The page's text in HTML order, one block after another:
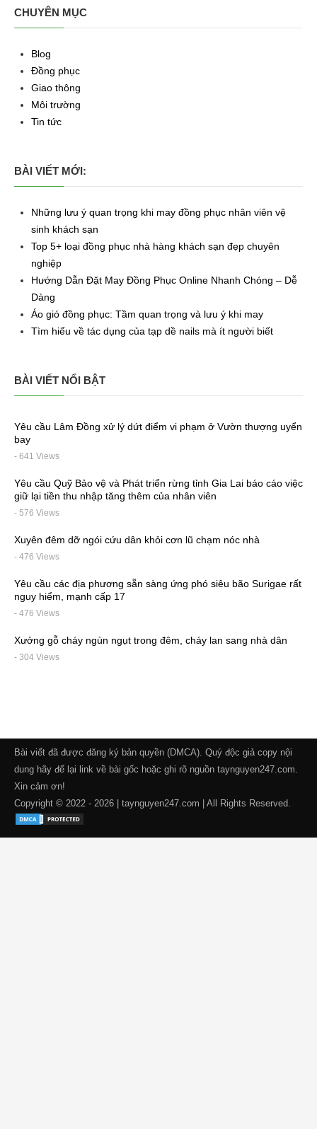
CHUYÊN MỤC
Blog
Đồng phục
Giao thông
Môi trường
Tin tức
BÀI VIẾT MỚI:
Những lưu ý quan trọng khi may đồng phục nhân viên vệ
sinh khách sạn
Top 5+ loại đồng phục nhà hàng khách sạn đẹp chuyên
nghiệp
Hướng Dẫn Đặt May Đồng Phục Online Nhanh Chóng – Dễ
Dàng
Áo gió đồng phục: Tầm quan trọng và lưu ý khi may
Tìm hiểu về tác dụng của tạp dề nails mà ít người biết
BÀI VIẾT NỔI BẬT
Yêu cầu Lâm Đồng xử lý dứt điểm vi phạm ở Vườn thượng uyển
bay
- 641 Views
Yêu cầu Quỹ Bảo vệ và Phát triển rừng tỉnh Gia Lai báo cáo việc
giữ lại tiền thu nhập tăng thêm của nhân viên
- 576 Views
Xuyên đêm dỡ ngói cứu dân khỏi cơn lũ chạm nóc nhà
- 476 Views
Yêu cầu các địa phương sẵn sàng ứng phó siêu bão Surigae rất
nguy hiểm, mạnh cấp 17
- 476 Views
Xưởng gỗ cháy ngùn ngụt trong đêm, cháy lan sang nhà dân
- 304 Views
Bài viết đã được đăng ký bản quyền (DMCA). Quý độc giả copy nội
dung hãy để lại link về bài gốc hoặc ghi rõ nguồn taynguyen247.com.
Xin cảm ơn!
Copyright © 2022 - 2026 | taynguyen247.com | All Rights Reserved.